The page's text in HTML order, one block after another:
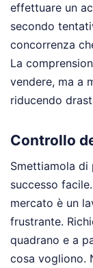
effettuare un
secondo
concorrenza
La
vendere, ma a
riducendo
Controllo
Smettiamola
successo
mercato è un
frustrante.
quadrano e a
cosa vogliono.